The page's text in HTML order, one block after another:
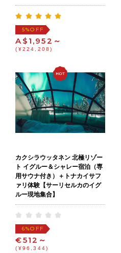
5%OFF
A$1,952～
(¥224,208)
カクシラウッタネン 北極リゾー
ト イグルー＆シャレー宿泊（専
用サウナ付き）＋トナカイサフ
ァリ体験【サーリセルカのイグ
ルー現地集合】
6%OFF
€512～
(¥96,344)